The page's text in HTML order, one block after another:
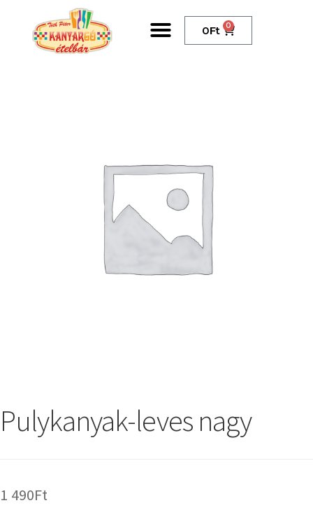
0Ft 0
Pulykanyak-leves nagy
1 490Ft